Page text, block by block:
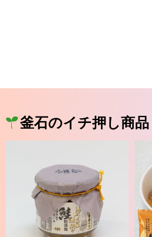
釜石のイチ押し商品